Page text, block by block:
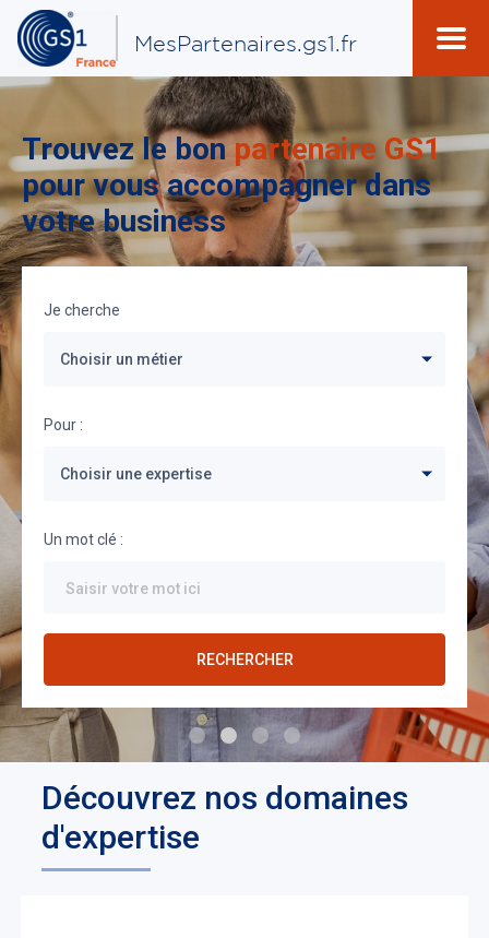
MesPartenaires.gs1.fr
Trouvez le bonpartenaire GS1
pour vous accompagner dans
votre business
Je cherche
Choisir un métier
Pour :
Choisir une expertise
Un mot clé :
RECHERCHER
Découvrez nos domaines
d'expertise